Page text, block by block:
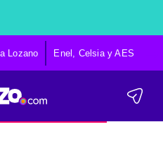
Lozano Enel, Celsia y AES